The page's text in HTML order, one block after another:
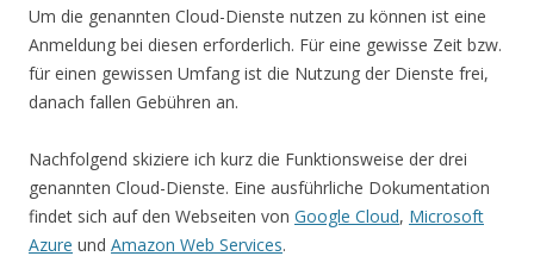
Um die genannten Cloud-Dienste nutzen zu können ist eine
Anmeldung bei diesen erforderlich. Für eine gewisse Zeit bzw.
für einen gewissen Umfang ist die Nutzung der Dienste frei,
danach fallen Gebühren an.
Nachfolgend skiziere ich kurz die Funktionsweise der drei
genannten Cloud-Dienste. Eine ausführliche Dokumentation
findet sich auf den Webseiten von Google Cloud, Microsoft
Azure und Amazon Web Services.